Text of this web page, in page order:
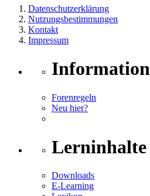
Datenschutzerklärung
Nutzungsbestimmungen
Kontakt
Impressum
Information
Forenregeln
Neu hier?
Lerninhalte
Downloads
E-Learning